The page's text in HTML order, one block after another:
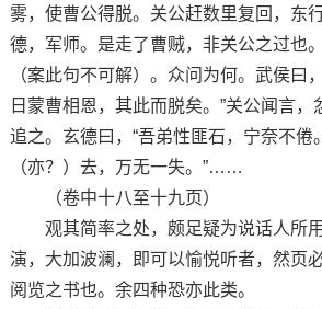
雾，使曹公得脱。关公赶数里复回，东
德，军师。是走了曹贼，非关公之过也
（案此句不可解）。众问为何。武侯曰
日蒙曹相恩，其此而脱矣。”关公闻言，
追之。玄德曰，“吾弟性匪石，宁奈不倦
（亦？）去，万无一失。”……
（卷中十八至十九页）
观其简率之处，颇足疑为说话人所
演，大加波澜，即可以愉悦听者，然页
阅览之书也。余四种恐亦此类。